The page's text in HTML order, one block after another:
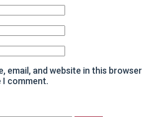
email, and website in this browser
comment.